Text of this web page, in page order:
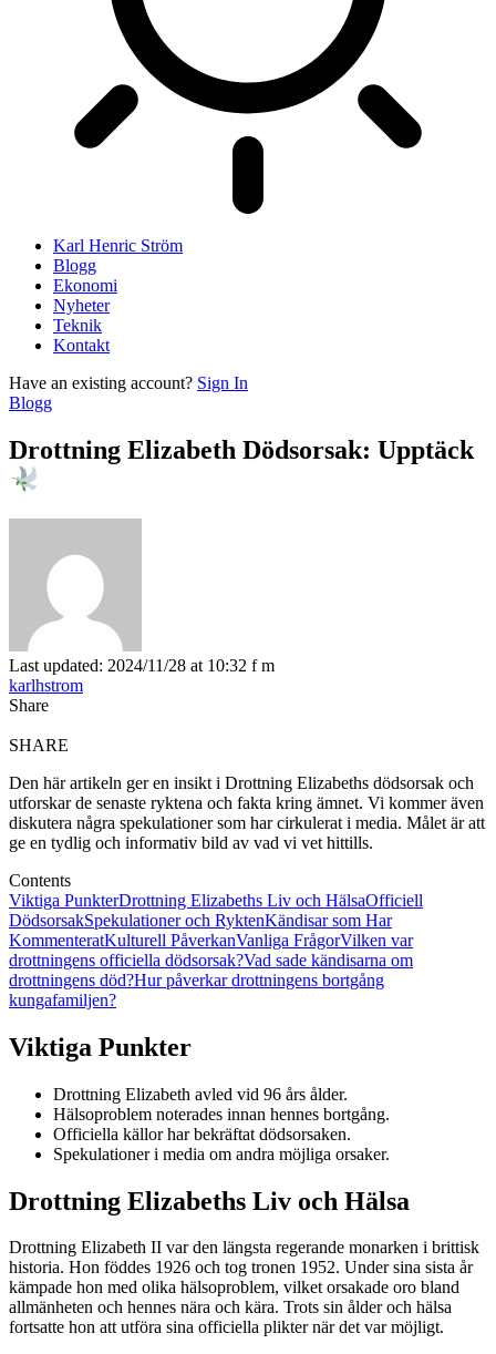
Karl Henric Ström
Blogg
Ekonomi
Nyheter
Teknik
Kontakt
Have an existing account? Sign In
Blogg
Drottning Elizabeth Dödsorsak: Upptäck
Last updated: 2024/11/28 at 10:32 f m
karlhstrom
Share
SHARE
Den här artikeln ger en insikt i Drottning Elizabeths dödsorsak och
utforskar de senaste ryktena och fakta kring ämnet. Vi kommer även
diskutera några spekulationer som har cirkulerat i media. Målet är att
ge en tydlig och informativ bild av vad vi vet hittills.
Contents
Viktiga PunkterDrottning Elizabeths Liv och HälsaOfficiell
DödsorsakSpekulationer och RyktenKändisar som Har
KommenteratKulturell PåverkanVanliga FrågorVilken var
drottningens officiella dödsorsak?Vad sade kändisarna om
drottningens död?Hur påverkar drottningens bortgång
kungafamiljen?
Viktiga Punkter
Drottning Elizabeth avled vid 96 års ålder.
Hälsoproblem noterades innan hennes bortgång.
Officiella källor har bekräftat dödsorsaken.
Spekulationer i media om andra möjliga orsaker.
Drottning Elizabeths Liv och Hälsa
Drottning Elizabeth II var den längsta regerande monarken i brittisk
historia. Hon föddes 1926 och tog tronen 1952. Under sina sista år
kämpade hon med olika hälsoproblem, vilket orsakade oro bland
allmänheten och hennes nära och kära. Trots sin ålder och hälsa
fortsatte hon att utföra sina officiella plikter när det var möjligt.